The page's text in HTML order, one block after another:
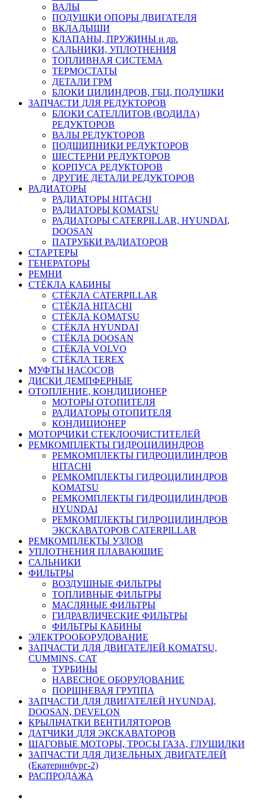
ВАЛЫ
ПОДУШКИ ОПОРЫ ДВИГАТЕЛЯ
ВКЛАДЫШИ
КЛАПАНЫ, ПРУЖИНЫ и др.
САЛЬНИКИ, УПЛОТНЕНИЯ
ТОПЛИВНАЯ СИСТЕМА
ТЕРМОСТАТЫ
ДЕТАЛИ ГРМ
БЛОКИ ЦИЛИНДРОВ, ГБЦ, ПОДУШКИ
ЗАПЧАСТИ ДЛЯ РЕДУКТОРОВ
БЛОКИ САТЕЛЛИТОВ (ВОДИЛА)
РЕДУКТОРОВ
ВАЛЫ РЕДУКТОРОВ
ПОДШИПНИКИ РЕДУКТОРОВ
ШЕСТЕРНИ РЕДУКТОРОВ
КОРПУСА РЕДУКТОРОВ
ДРУГИЕ ДЕТАЛИ РЕДУКТОРОВ
РАДИАТОРЫ
РАДИАТОРЫ HITACHI
РАДИАТОРЫ KOMATSU
РАДИАТОРЫ CATERPILLAR, HYUNDAI,
DOOSAN
ПАТРУБКИ РАДИАТОРОВ
СТАРТЕРЫ
ГЕНЕРАТОРЫ
РЕМНИ
СТЁКЛА КАБИНЫ
СТЁКЛА CATERPILLAR
СТЁКЛА HITACHI
СТЁКЛА KOMATSU
СТЁКЛА HYUNDAI
СТЁКЛА DOOSAN
СТЁКЛА VOLVO
СТЁКЛА TEREX
МУФТЫ НАСОСОВ
ДИСКИ ДЕМПФЕРНЫЕ
ОТОПЛЕНИЕ, КОНДИЦИОНЕР
МОТОРЫ ОТОПИТЕЛЯ
РАДИАТОРЫ ОТОПИТЕЛЯ
КОНДИЦИОНЕР
МОТОРЧИКИ СТЕКЛООЧИСТИТЕЛЕЙ
РЕМКОМПЛЕКТЫ ГИДРОЦИЛИНДРОВ
РЕМКОМПЛЕКТЫ ГИДРОЦИЛИНДРОВ
HITACHI
РЕМКОМПЛЕКТЫ ГИДРОЦИЛИНДРОВ
KOMATSU
РЕМКОМПЛЕКТЫ ГИДРОЦИЛИНДРОВ
HYUNDAI
РЕМКОМПЛЕКТЫ ГИДРОЦИЛИНДРОВ
ЭКСКАВАТОРОВ CATERPILLAR
РЕМКОМПЛЕКТЫ УЗЛОВ
УПЛОТНЕНИЯ ПЛАВАЮЩИЕ
САЛЬНИКИ
ФИЛЬТРЫ
ВОЗДУШНЫЕ ФИЛЬТРЫ
ТОПЛИВНЫЕ ФИЛЬТРЫ
МАСЛЯНЫЕ ФИЛЬТРЫ
ГИДРАВЛИЧЕСКИЕ ФИЛЬТРЫ
ФИЛЬТРЫ КАБИНЫ
ЭЛЕКТРООБОРУДОВАНИЕ
ЗАПЧАСТИ ДЛЯ ДВИГАТЕЛЕЙ KOMATSU,
CUMMINS, CAT
ТУРБИНЫ
НАВЕСНОЕ ОБОРУДОВАНИЕ
ПОРШНЕВАЯ ГРУППА
ЗАПЧАСТИ ДЛЯ ДВИГАТЕЛЕЙ HYUNDAI,
DOOSAN, DEVELON
КРЫЛЬЧАТКИ ВЕНТИЛЯТОРОВ
ДАТЧИКИ ДЛЯ ЭКСКАВАТОРОВ
ШАГОВЫЕ МОТОРЫ, ТРОСЫ ГАЗА, ГЛУШИЛКИ
ЗАПЧАСТИ ДЛЯ ДИЗЕЛЬНЫХ ДВИГАТЕЛЕЙ
(Екатеринбург-2)
РАСПРОДАЖА